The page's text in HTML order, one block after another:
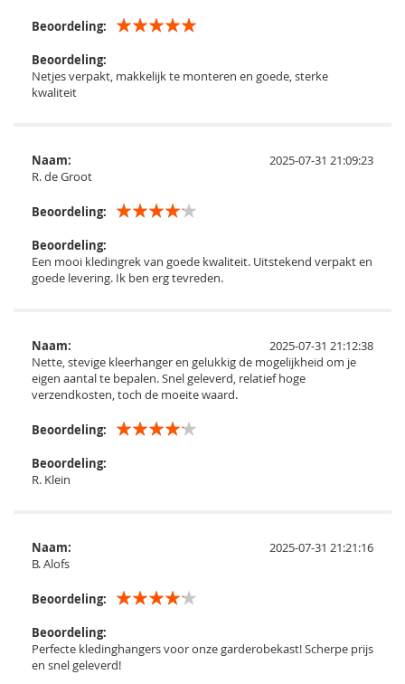
Beoordeling:
Beoordeling:
Netjes verpakt, makkelijk te monteren en goede, sterke
kwaliteit
2025-07-31 21:09:23
Naam:
R. de Groot
Beoordeling:
Beoordeling:
Een mooi kledingrek van goede kwaliteit. Uitstekend verpakt en
goede levering. Ik ben erg tevreden.
2025-07-31 21:12:38
Naam:
Nette, stevige kleerhanger en gelukkig de mogelijkheid om je
eigen aantal te bepalen. Snel geleverd, relatief hoge
verzendkosten, toch de moeite waard.
Beoordeling:
Beoordeling:
R. Klein
2025-07-31 21:21:16
Naam:
B. Alofs
Beoordeling:
Beoordeling:
Perfecte kledinghangers voor onze garderobekast! Scherpe prijs
en snel geleverd!